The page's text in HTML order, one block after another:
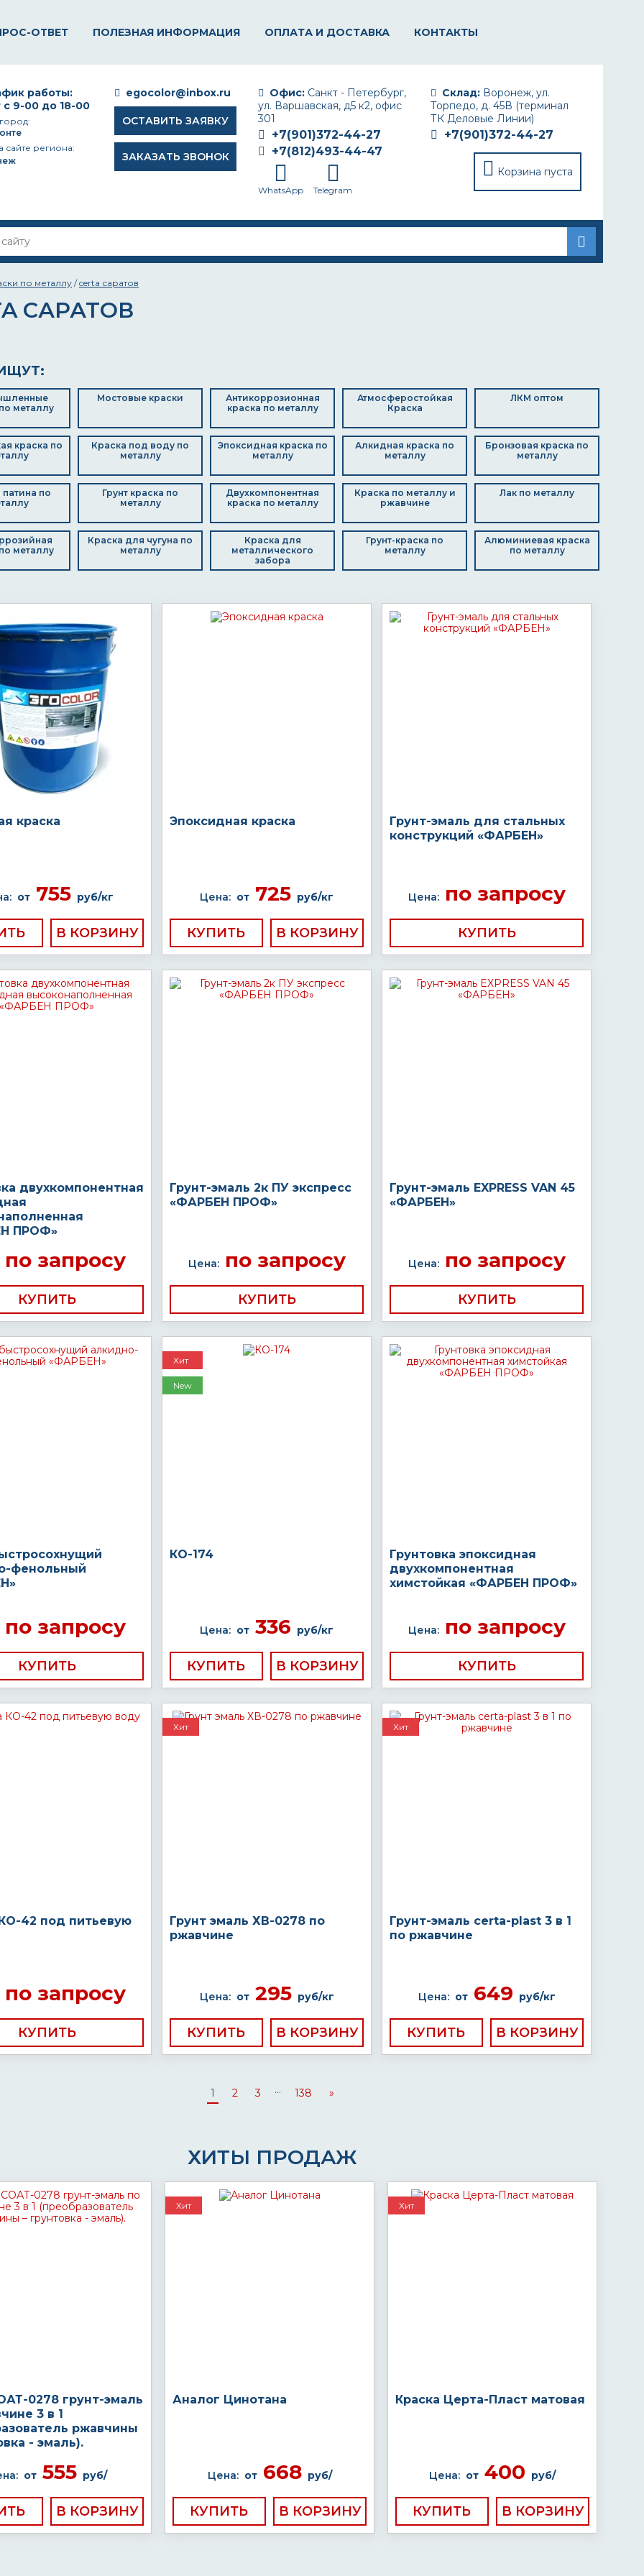
ОТВЕТ ПОЛЕЗНАЯ ИНФОРМАЦИЯ ОПЛАТА И ДОСТАВКА КОНТАКТЫ
Склад: Воронеж, ул.
Торпедо, д. 45В (терминал
ТК Деловые Линии)
+7(901)372-44-27
Корзина пуста
Офис: Санкт - Петербург,
ул. Варшавская, д5 к2, офис
301
+7(901)372-44-27
+7(812)493-44-47
WhatsApp Telegram
egocolor@inbox.ru
ОСТАВИТЬ ЗАЯВКУ
ЗАКАЗАТЬ ЗВОНОК
работы:
с 9-00 до 18-00
сайте региона:
по металлу /certa саратов
САРАТОВ
металлу
Мостовые краски
Антикоррозионная
краска по металлу
Атмосферостойкая
Краска
ЛКМ оптом
краска по
Краска под воду по
металлу
Эпоксидная краска по
металлу
Алкидная краска по
металлу
Бронзовая краска по
металлу
патина по
Грунт краска по
металлу
Двухкомпонентная
краска по металлу
Краска по металлу и
ржавчине
Лак по металлу
металлу
Краска для чугуна по
металлу
Краска для
металлического
забора
Грунт-краска по
металлу
Алюминиевая краска
по металлу
краска
от755 руб/кг
Эпоксидная краска
Цена: от 725 руб/кг
КУПИТЬ
Грунт-эмаль для стальных
конструкций «ФАРБЕН»
Цена:по запросу
КУПИТЬ
двухкомпонентная
ПРОФ»
запросу
КУПИТЬ
Грунт-эмаль 2к ПУ экспресс
«ФАРБЕН ПРОФ»
Цена:по запросу
КУПИТЬ
Грунт-эмаль EXPRESS VAN 45
«ФАРБЕН»
Цена:по запросу
КУПИТЬ
фенольный
запросу
КУПИТЬ
Хит
New
КО-174
Цена: от 336 руб/кг
КУПИТЬ
Грунтовка эпоксидная
двухкомпонентная
химстойкая «ФАРБЕН ПРОФ»
Цена:по запросу
КУПИТЬ
42 под питьевую
запросу
КУПИТЬ
Хит
Грунт эмаль ХВ-0278 по
ржавчине
Цена: от295 руб/кг
КУПИТЬ
Хит
Грунт-эмаль certa-plast 3 в 1
по ржавчине
Цена: от649 руб/кг
КУПИТЬ
1 2 3 ... 138 »
ХИТЫ ПРОДАЖ
0278 грунт-эмаль
3 в 1
ржавчины
- эмаль).
от555 руб/
Хит
Аналог Цинотана
Цена: от668 руб/
КУПИТЬ
Хит
Краска Церта-Пласт матовая
Цена: от 400 руб/
КУПИТЬ